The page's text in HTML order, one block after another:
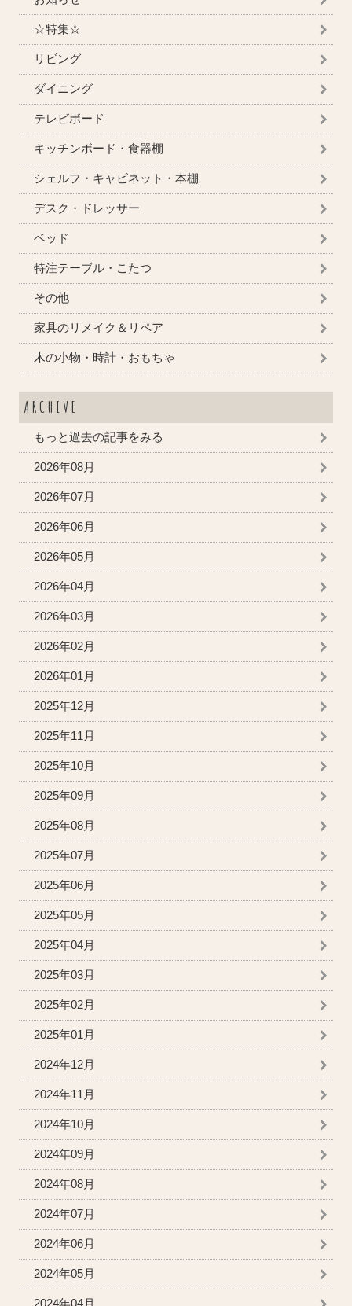
☆特集☆
リビング
ダイニング
テレビボード
キッチンボード・食器棚
シェルフ・キャビネット・本棚
デスク・ドレッサー
ベッド
特注テーブル・こたつ
その他
家具のリメイク＆リペア
木の小物・時計・おもちゃ
ARCHIVE
もっと過去の記事をみる
2026年08月
2026年07月
2026年06月
2026年05月
2026年04月
2026年03月
2026年02月
2026年01月
2025年12月
2025年11月
2025年10月
2025年09月
2025年08月
2025年07月
2025年06月
2025年05月
2025年04月
2025年03月
2025年02月
2025年01月
2024年12月
2024年11月
2024年10月
2024年09月
2024年08月
2024年07月
2024年06月
2024年05月